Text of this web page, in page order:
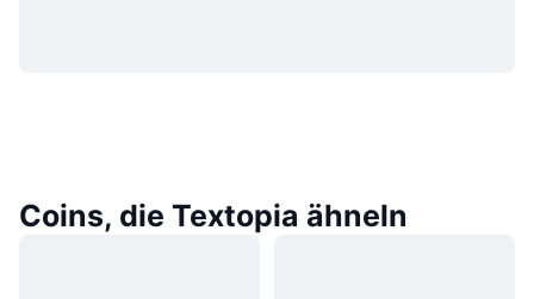
Coins, die Textopia ähneln